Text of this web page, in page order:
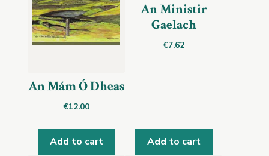
An Mám Ó Dheas
€12.00
Add to cart
An Ministir
Gaelach
€7.62
Add to cart